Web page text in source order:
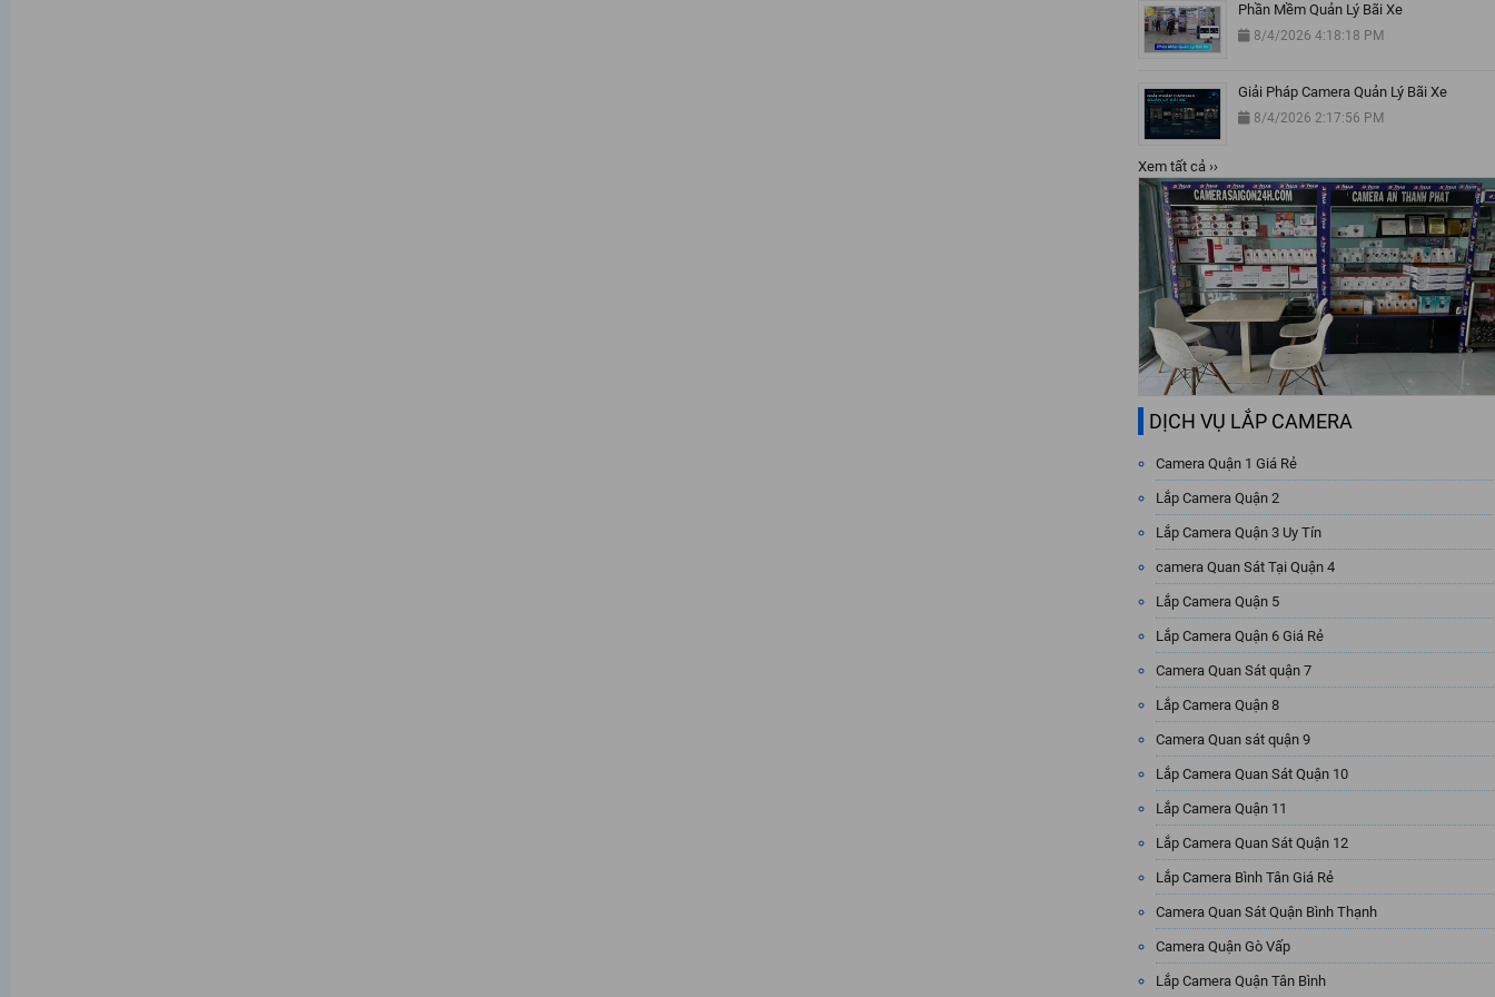
Phần Mềm Quản Lý Bãi Xe
8/4/2026 4:18:18 PM
Giải Pháp Camera Quản Lý Bãi Xe
8/4/2026 2:17:56 PM
Xem tất cả ››
DỊCH VỤ LẮP CAMERA
Camera Quận 1 Giá Rẻ
Lắp Camera Quận 2
Lắp Camera Quận 3 Uy Tín
camera Quan Sát Tại Quận 4
Lắp Camera Quận 5
Lắp Camera Quận 6 Giá Rẻ
Camera Quan Sát quận 7
Lắp Camera Quận 8
Camera Quan sát quận 9
Lắp Camera Quan Sát Quận 10
Lắp Camera Quận 11
Lắp Camera Quan Sát Quận 12
Lắp Camera Bình Tân Giá Rẻ
Camera Quan Sát Quận Bình Thạnh
Camera Quận Gò Vấp
Lắp Camera Quận Tân Bình